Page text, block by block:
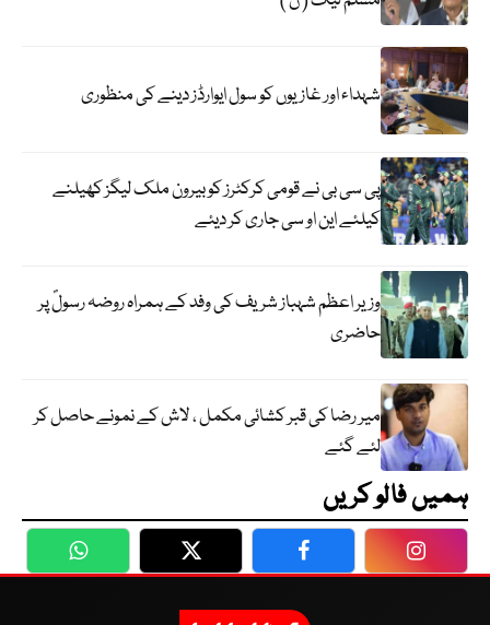
شہداء اور غازیوں کو سول ایوارڈز دینے کی منظوری
پی سی بی نے قومی کرکٹرز کو بیرون ملک لیگز کھیلنے
کیلئے این او سی جاری کر دیئے
وزیر اعظم شہباز شریف کی وفد کے ہمراہ روضہ رسولؐ پر
حاضری
میر رضا کی قبر کشائی مکمل ، لاش کے نمونے حاصل کر
لئے گئے
ہمیں فالو کریں
WhatsApp Twitter Facebook